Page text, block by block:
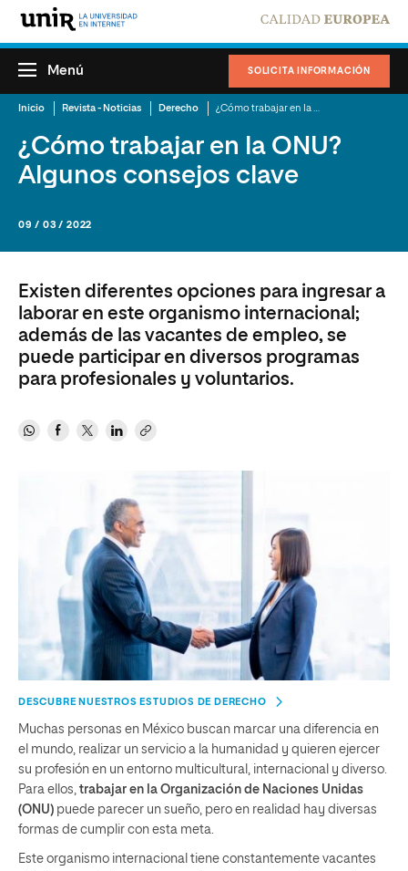
SOLICITA INFORMACIÓN
Menú
Inicio Revista - Noticias Derecho
¿Cómo trabajar en la ONU?
Algunos consejos clave
09 / 03 / 2022
Existen diferentes opciones para ingresar a
laborar en este organismo internacional;
además de las vacantes de empleo, se
puede participar en diversos programas
para profesionales y voluntarios.
DESCUBRE NUESTROS ESTUDIOS DE DERECHO
Muchas personas en México buscan marcar una diferencia en
el mundo, realizar un servicio a la humanidad y quieren ejercer
su profesión en un entorno multicultural, internacional y diverso.
Para ellos, trabajar en la Organización de Naciones Unidas
(ONU) puede parecer un sueño, pero en realidad hay diversas
formas de cumplir con esta meta.
Este organismo internacional tiene constantemente vacantes